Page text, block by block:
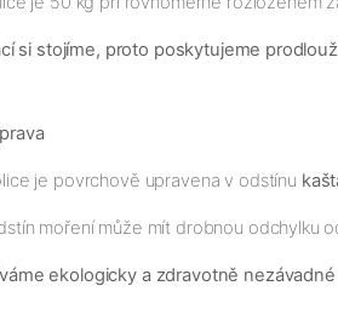
si stojíme, proto poskytujeme
je povrchově upravena v odstínu
moření může mít drobnou odchylku
ekologicky a zdravotně